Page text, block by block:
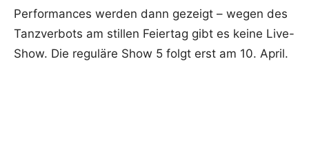
Performances werden dann gezeigt – wegen des
Tanzverbots am stillen Feiertag gibt es keine Live-
Show. Die reguläre Show 5 folgt erst am 10. April.